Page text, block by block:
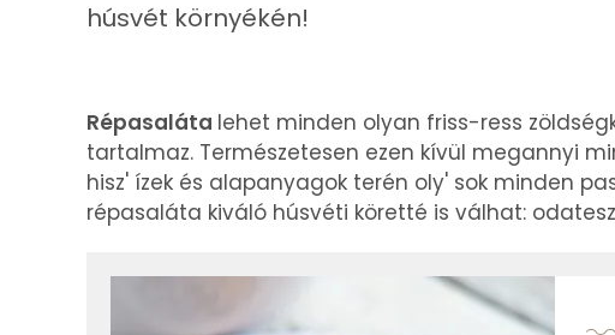
húsvét környékén!
Répasaláta lehet minden olyan friss-ress
tartalmaz. Természetesen ezen kívül megannyi
hisz' ízek és alapanyagok terén oly' sok minden
répasaláta kiváló húsvéti köretté is válhat: